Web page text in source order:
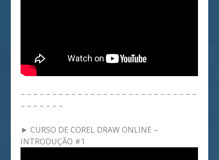
– – – – – – – – – – – – – – – – – – – – – – – – – – – –
– – – – – – –
► CURSO DE COREL DRAW ONLINE –
INTRODUÇÃO #1